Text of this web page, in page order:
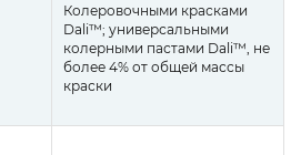
Колеровочными красками
Dali™; универсальными
колерными пастами Dali™, не
более 4% от общей массы
краски